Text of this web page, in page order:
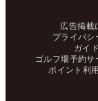
広告掲載
プライバシ
ガイ
ゴルフ場予約サ
ポイント利